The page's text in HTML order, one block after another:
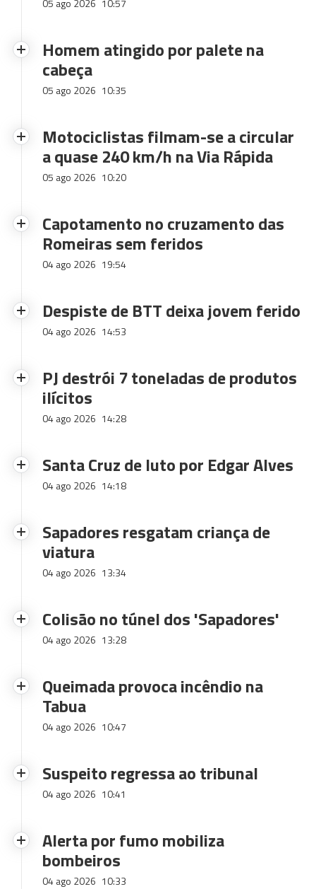
05 ago 2026 10:57
Homem atingido por palete na
cabeça
05 ago 2026 10:35
Motociclistas filmam-se a circular
a quase 240 km/h na Via Rápida
05 ago 2026 10:20
Capotamento no cruzamento das
Romeiras sem feridos
04 ago 2026 19:54
Despiste de BTT deixa jovem ferido
04 ago 2026 14:53
PJ destrói 7 toneladas de produtos
ilícitos
04 ago 2026 14:28
Santa Cruz de luto por Edgar Alves
04 ago 2026 14:18
Sapadores resgatam criança de
viatura
04 ago 2026 13:34
Colisão no túnel dos 'Sapadores'
04 ago 2026 13:28
Queimada provoca incêndio na
Tabua
04 ago 2026 10:47
Suspeito regressa ao tribunal
04 ago 2026 10:41
Alerta por fumo mobiliza
bombeiros
04 ago 2026 10:33